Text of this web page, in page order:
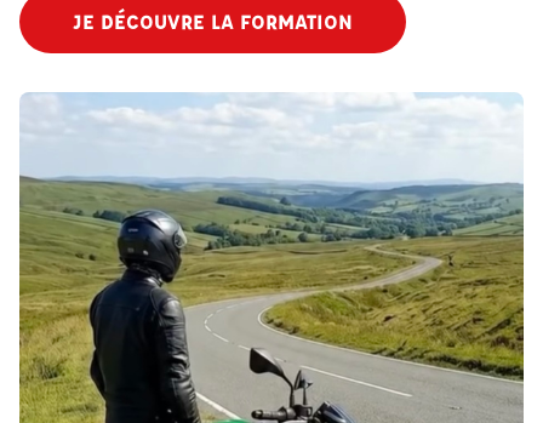
JE DÉCOUVRE LA FORMATION